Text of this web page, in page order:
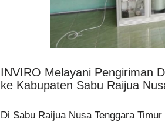
INVIRO Melayani Pengiriman
ke Kabupaten Sabu Raijua
Di Sabu Raijua Nusa Tenggara